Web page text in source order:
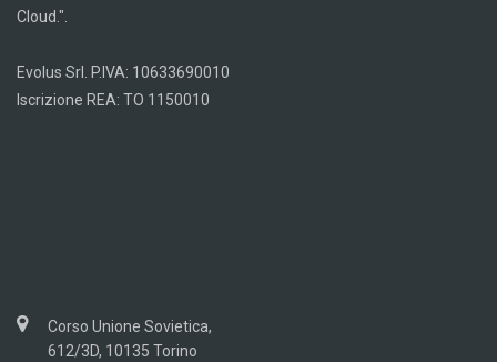
Cloud.".
Evolus Srl. P.IVA: 10633690010
Iscrizione REA: TO 1150010
Corso Unione Sovietica,
612/3D, 10135 Torino